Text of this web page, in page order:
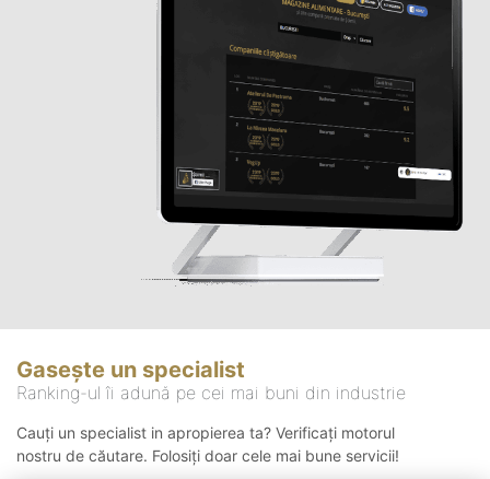
Gasește un specialist
Ranking-ul îi adună pe cei mai buni din industrie
Cauți un specialist in apropierea ta? Verificați motorul
nostru de căutare. Folosiți doar cele mai bune servicii!